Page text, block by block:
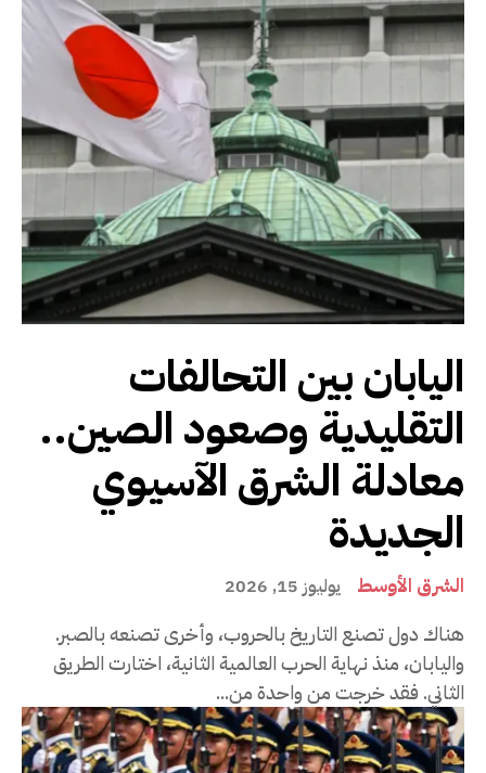
اليابان بين التحالفات
التقليدية وصعود الصين..
معادلة الشرق الآسيوي
الجديدة
الشرق الأوسط يوليوز 15, 2026
هناك دول تصنع التاريخ بالحروب، وأخرى تصنعه بالصبر.
واليابان، منذ نهاية الحرب العالمية الثانية، اختارت الطريق
الثاني. فقد خرجت من واحدة من...